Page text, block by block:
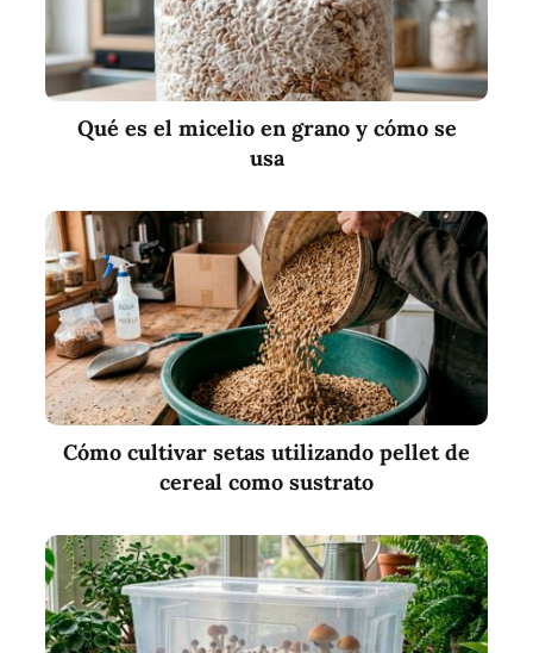
Qué es el micelio en grano y cómo se
usa
Cómo cultivar setas utilizando pellet de
cereal como sustrato